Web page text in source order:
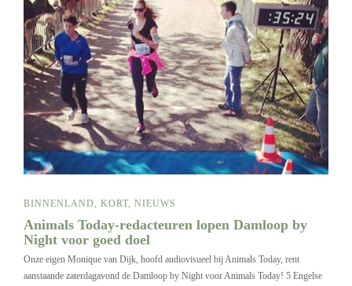
BINNENLAND, KORT, NIEUWS
Animals Today-redacteuren lopen Damloop by
Night voor goed doel
Onze eigen Monique van Dijk, hoofd audiovisueel bij Animals Today, rent
aanstaande zaterdagavond de Damloop by Night voor Animals Today! 5 Engelse